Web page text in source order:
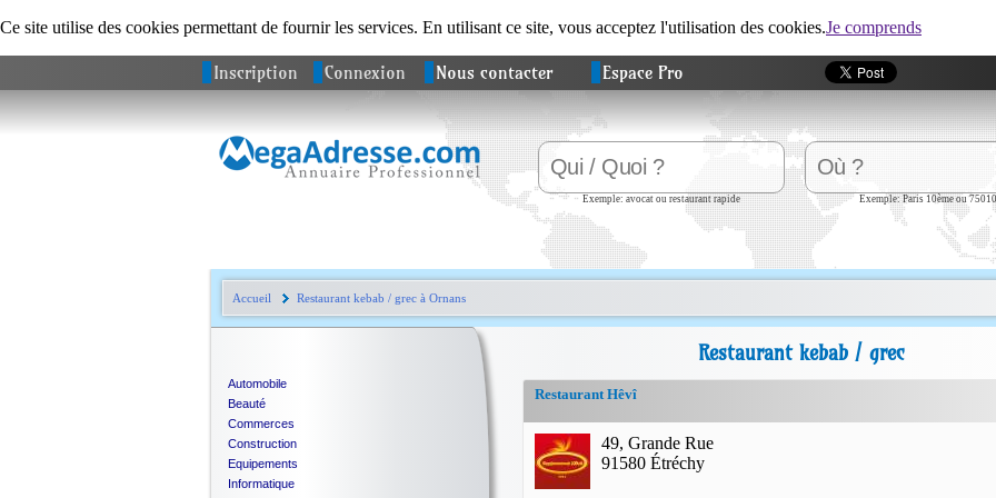
Ce site utilise des cookies permettant de fournir les services. En utilisant ce site, vous acceptez l'utilisation des cookies.Je comprends
Inscription Connexion Nous contacter Espace Pro
Exemple: avocat ou restaurant rapide Exemple: Paris 10ème ou 75010
Accueil Restaurant kebab / grec à Ornans
Automobile
Beauté
Commerces
Construction
Equipements
Informatique
Restaurant kebab / grec
Restaurant Hêvî
49, Grande Rue
91580 Étréchy